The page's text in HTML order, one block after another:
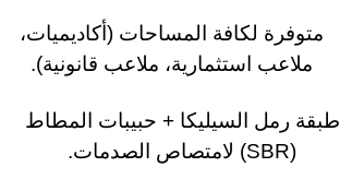
متوفرة لكافة المساحات (أكاديميات،
ملاعب استثمارية، ملاعب قانونية).
طبقة رمل السيليكا + حبيبات المطاط
(SBR) لامتصاص الصدمات.